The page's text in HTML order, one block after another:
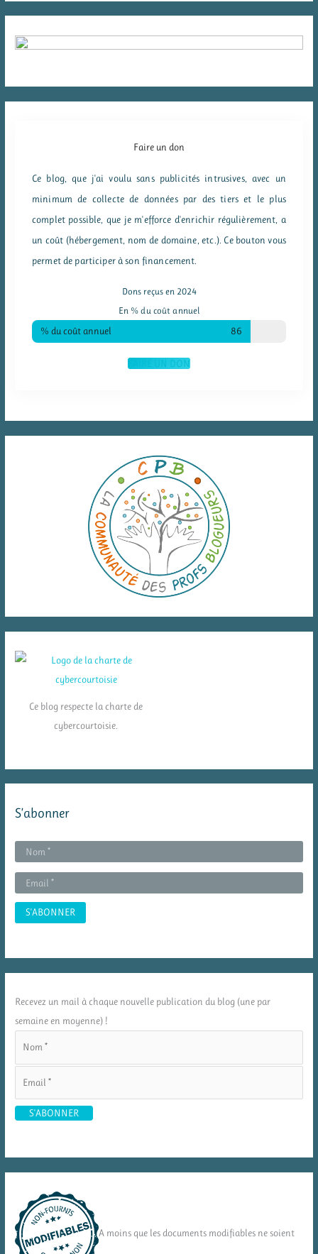
Faire un don
Ce blog, que j'ai voulu sans publicités intrusives, avec un
minimum de collecte de données par des tiers et le plus
complet possible, que je m'efforce d'enrichir régulièrement, a
un coût (hébergement, nom de domaine, etc.). Ce bouton vous
permet de participer à son financement.
Dons reçus en 2024
En % du coût annuel
% du coût annuel 86
FAIRE UN DON
Ce blog respecte la charte de
cybercourtoisie.
S’abonner
Recevez un mail à chaque nouvelle publication du blog (une par
semaine en moyenne) !
A moins que les documents modifiables ne soient